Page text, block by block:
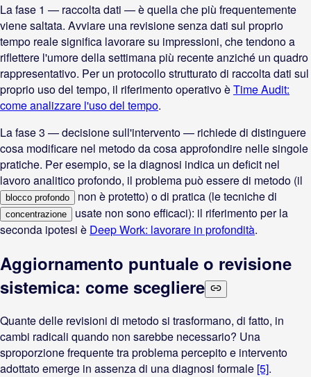
La fase 1 — raccolta dati — è quella che più frequentemente
viene saltata. Avviare una revisione senza dati sul proprio
tempo reale significa lavorare su impressioni, che tendono a
riflettere l'umore della settimana più recente anziché un quadro
rappresentativo. Per un protocollo strutturato di raccolta dati sul
proprio uso del tempo, il riferimento operativo èTime Audit:
come analizzare l'uso del tempo.
La fase 3 — decisione sull'intervento — richiede di distinguere
cosa modificare nel metodo da cosa approfondire nelle singole
pratiche. Per esempio, se la diagnosi indica un deficit nel
lavoro analitico profondo, il problema può essere di metodo (il
blocco profondo non è protetto) o di pratica (le tecniche di
concentrazione
usate non sono efficaci): il riferimento per la
seconda ipotesi è Deep Work: lavorare in profondità.
Aggiornamento puntuale o revisione
sistemica: come scegliere
Quante delle revisioni di metodo si trasformano, di fatto, in
cambi radicali quando non sarebbe necessario? Una
sproporzione frequente tra problema percepito e intervento
adottato emerge in assenza di una diagnosi formale [5].